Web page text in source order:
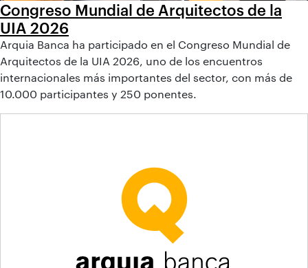
Congreso Mundial de Arquitectos de la
UIA 2026
Arquia Banca ha participado en el Congreso Mundial de
Arquitectos de la UIA 2026, uno de los encuentros
internacionales más importantes del sector, con más de
10.000 participantes y 250 ponentes.